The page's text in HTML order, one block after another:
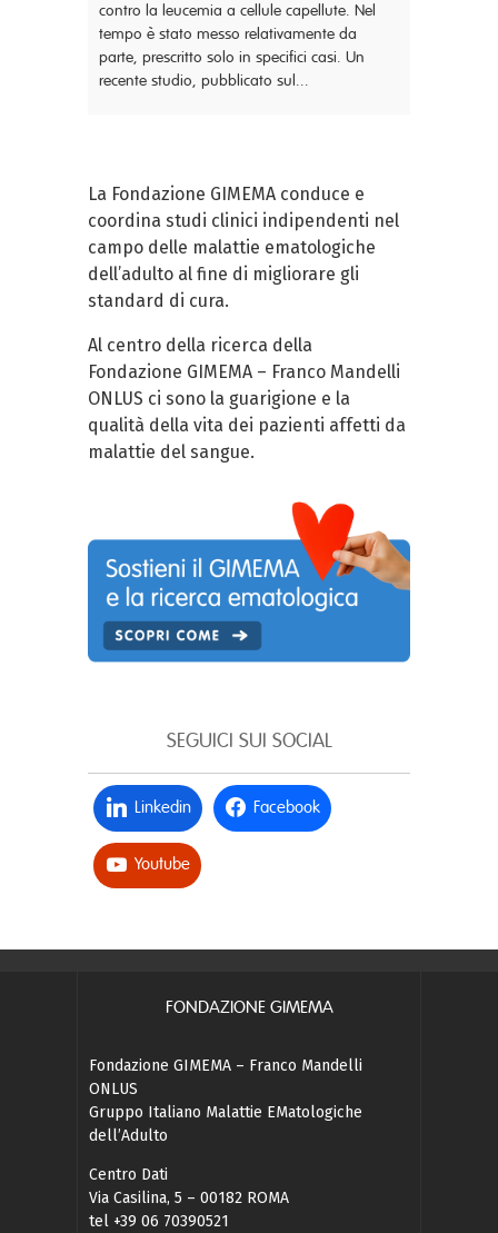
contro la leucemia a cellule capellute. Nel
tempo è stato messo relativamente da
parte, prescritto solo in specifici casi. Un
recente studio, pubblicato sul...
La Fondazione GIMEMA conduce e
coordina studi clinici indipendenti nel
campo delle malattie ematologiche
dell’adulto al fine di migliorare gli
standard di cura.
Al centro della ricerca della
Fondazione GIMEMA – Franco Mandelli
ONLUS ci sono la guarigione e la
qualità della vita dei pazienti affetti da
malattie del sangue.
SEGUICI SUI SOCIAL
Linkedin Facebook
Youtube
FONDAZIONE GIMEMA
Fondazione GIMEMA – Franco Mandelli
ONLUS
Gruppo Italiano Malattie EMatologiche
dell’Adulto
Centro Dati
Via Casilina, 5 – 00182 ROMA
tel +39 06 70390521